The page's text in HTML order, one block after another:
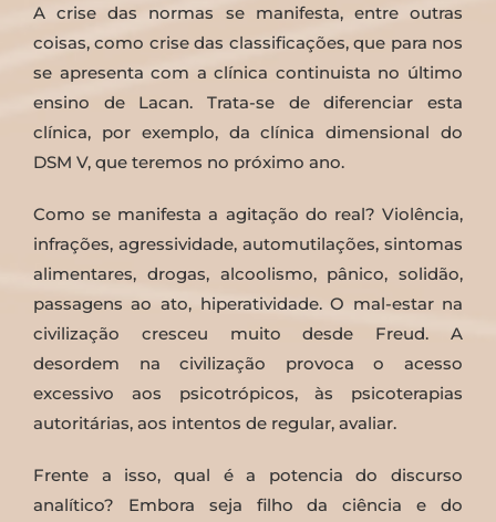
A crise das normas se manifesta, entre outras
coisas, como crise das classificações, que para nos
se apresenta com a clínica continuista no último
ensino de Lacan. Trata-se de diferenciar esta
clínica, por exemplo, da clínica dimensional do
DSM V, que teremos no próximo ano.
Como se manifesta a agitação do real? Violência,
infrações, agressividade, automutilações, sintomas
alimentares, drogas, alcoolismo, pânico, solidão,
passagens ao ato, hiperatividade. O mal-estar na
civilização cresceu muito desde Freud. A
desordem na civilização provoca o acesso
excessivo aos psicotrópicos, às psicoterapias
autoritárias, aos intentos de regular, avaliar.
Frente a isso, qual é a potencia do discurso
analítico? Embora seja filho da ciência e do